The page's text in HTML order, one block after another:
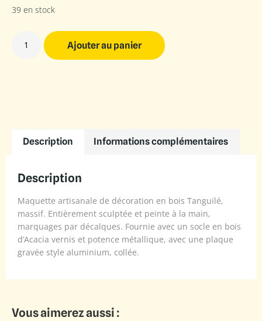
39 en stock
Ajouter au panier
Description Informations complémentaires
Description
Maquette artisanale de décoration en bois Tanguilé,
massif. Entièrement sculptée et peinte à la main,
marquages par décalques. Fournie avec un socle en bois
d’Acacia vernis et potence métallique, avec une plaque
gravée style aluminium, collée.
Vous aimerez aussi :